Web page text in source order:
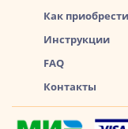
Как
Инструкции
FAQ
Контакты